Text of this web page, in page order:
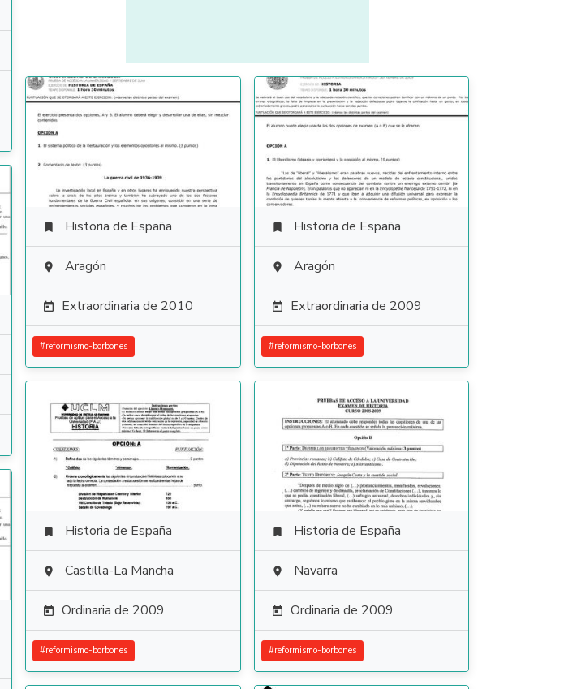
 Historia de España
 Aragón
 Extraordinaria de 2010
#reformismo-borbones
 Historia de España
 Aragón
 Extraordinaria de 2009
#reformismo-borbones
 Historia de España
 Castilla-La Mancha
 Ordinaria de 2009
#reformismo-borbones
 Historia de España
 Navarra
 Ordinaria de 2009
#reformismo-borbones